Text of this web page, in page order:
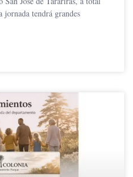
tendrá grandes